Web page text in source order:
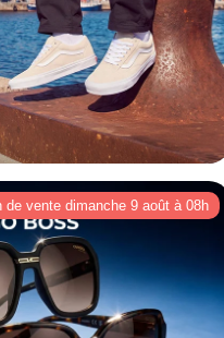
de vente dimanche 9 août à 08h